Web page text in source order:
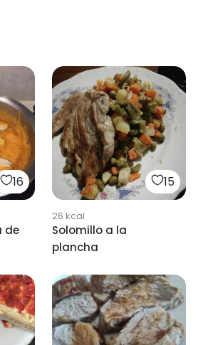
16
de
15
26 kcal
Solomillo a la
plancha